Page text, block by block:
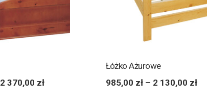
2 370,00 zł
Łóżko Ażurowe
985,00 zł– 2 130,00 zł